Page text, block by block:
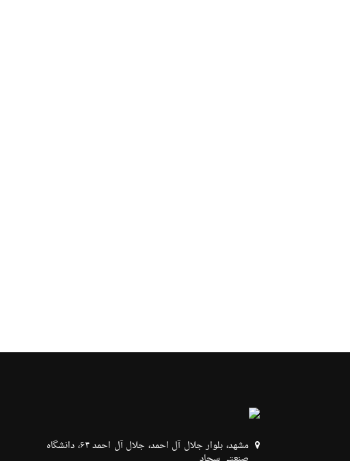
مشهد، بلوار جلال آل احمد، جلال آل احمد ۶۴، دانشگاه